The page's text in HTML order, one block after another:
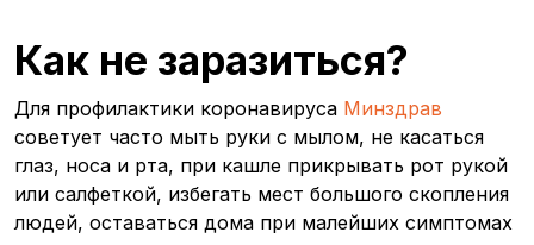
Как не заразиться?
Для профилактики коронавируса Минздрав
советует часто мыть руки с мылом, не касаться
глаз, носа и рта, при кашле прикрывать рот рукой
или салфеткой, избегать мест большого скопления
людей, оставаться дома при малейших симптомах